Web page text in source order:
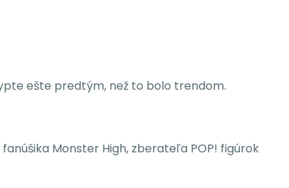
ešte predtým, než to bolo trendom.
Monster High, zberateľa POP! figúrok